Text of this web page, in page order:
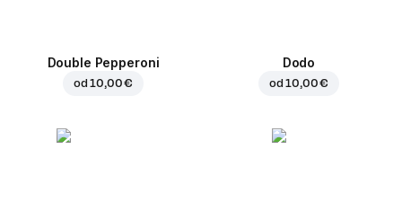
Double Pepperoni
od10,00 €
Dodo
od10,00 €